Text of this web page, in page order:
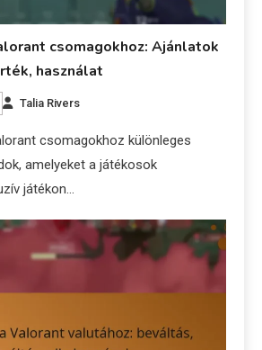
csomagokhoz: Ajánlatok
használat
Talia Rivers
csomagokhoz különleges
amelyeket a játékosok
játékon…